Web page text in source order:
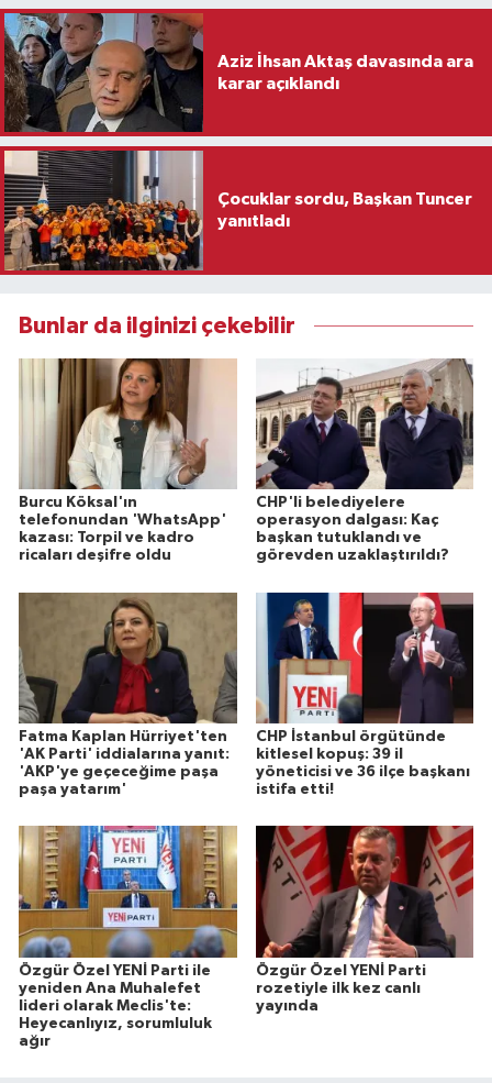
Aziz İhsan Aktaş davasında ara
karar açıklandı
Çocuklar sordu, Başkan Tuncer
yanıtladı
Bunlar da ilginizi çekebilir
Burcu Köksal'ın
telefonundan 'WhatsApp'
kazası: Torpil ve kadro
ricaları deşifre oldu
CHP'li belediyelere
operasyon dalgası: Kaç
başkan tutuklandı ve
görevden uzaklaştırıldı?
Fatma Kaplan Hürriyet'ten
'AK Parti' iddialarına yanıt:
'AKP'ye geçeceğime paşa
paşa yatarım'
CHP İstanbul örgütünde
kitlesel kopuş: 39 il
yöneticisi ve 36 ilçe başkanı
istifa etti!
Özgür Özel YENİ Parti ile
yeniden Ana Muhalefet
lideri olarak Meclis'te:
Heyecanlıyız, sorumluluk
ağır
Özgür Özel YENİ Parti
rozetiyle ilk kez canlı
yayında